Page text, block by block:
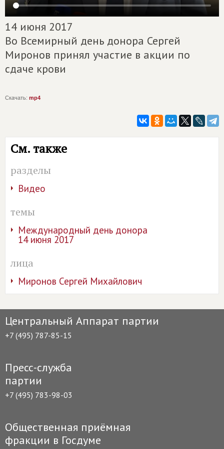
14 июня 2017
Во Всемирный день донора Сергей
Миронов принял участие в акции по
сдаче крови
Скачать: mp4
См. также
разделы
Видео
темы
Международный день донора
14 июня 2017
лица
Миронов Сергей Михайлович
Центральный Аппарат партии
+7 (495) 787-85-15
Пресс-служба
партии
+7 (495) 783-98-03
Общественная приёмная
фракции в Госдуме